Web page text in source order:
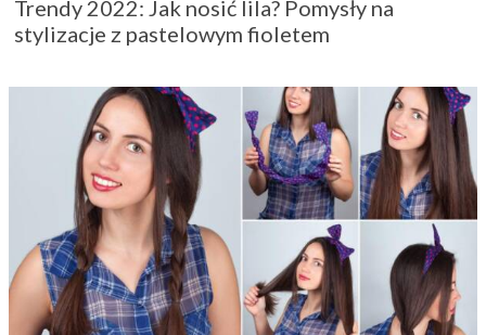
Trendy 2022: Jak nosić lila? Pomysły na
stylizacje z pastelowym fioletem